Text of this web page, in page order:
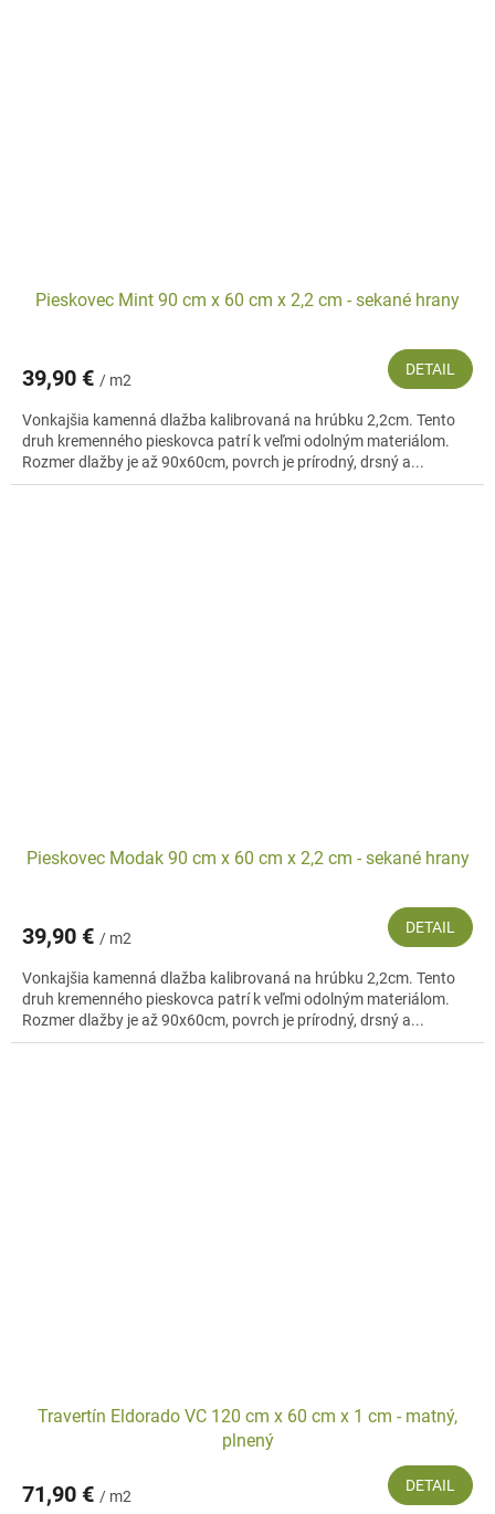
Pieskovec Mint 90 cm x 60 cm x 2,2 cm - sekané hrany
39,90 € / m2
DETAIL
Vonkajšia kamenná dlažba kalibrovaná na hrúbku 2,2cm. Tento
druh kremenného pieskovca patrí k veľmi odolným materiálom.
Rozmer dlažby je až 90x60cm, povrch je prírodný, drsný a...
Pieskovec Modak 90 cm x 60 cm x 2,2 cm - sekané hrany
39,90 € / m2
DETAIL
Vonkajšia kamenná dlažba kalibrovaná na hrúbku 2,2cm. Tento
druh kremenného pieskovca patrí k veľmi odolným materiálom.
Rozmer dlažby je až 90x60cm, povrch je prírodný, drsný a...
Travertín Eldorado VC 120 cm x 60 cm x 1 cm - matný,
plnený
71,90 € / m2
DETAIL